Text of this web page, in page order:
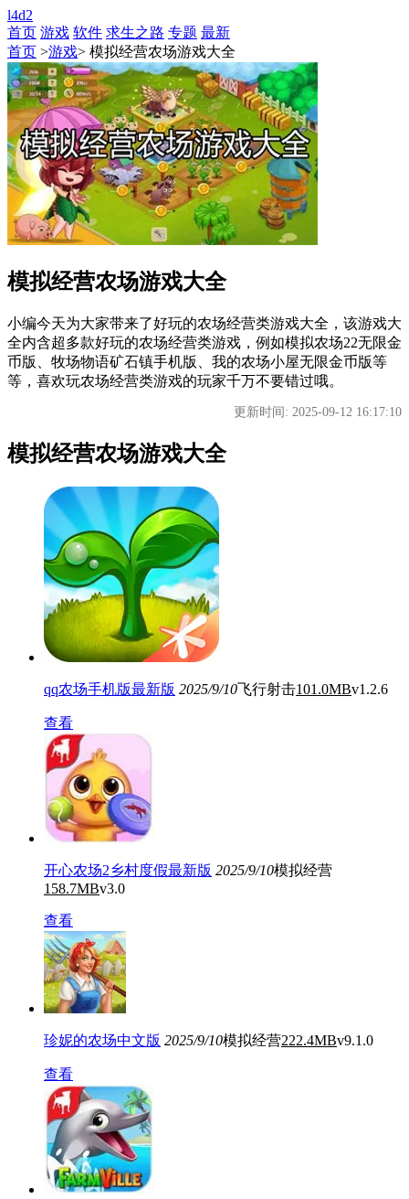
l4d2
首页 游戏 软件 求生之路 专题 最新
首页 >游戏> 模拟经营农场游戏大全
模拟经营农场游戏大全
小编今天为大家带来了好玩的农场经营类游戏大全，该游戏大
全内含超多款好玩的农场经营类游戏，例如模拟农场22无限金
币版、牧场物语矿石镇手机版、我的农场小屋无限金币版等
等，喜欢玩农场经营类游戏的玩家千万不要错过哦。
更新时间: 2025-09-12 16:17:10
模拟经营农场游戏大全
qq农场手机版最新版 2025/9/10飞行射击101.0MBv1.2.6
查看
开心农场2乡村度假最新版 2025/9/10模拟经营
158.7MBv3.0
查看
珍妮的农场中文版 2025/9/10模拟经营222.4MBv9.1.0
查看